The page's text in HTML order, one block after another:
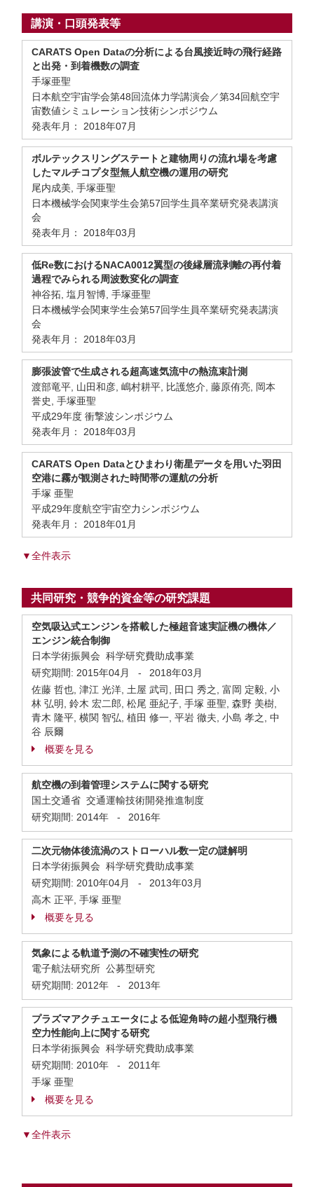
講演・口頭発表等
CARATS Open Dataの分析による台風接近時の飛行経路
と出発・到着機数の調査
手塚亜聖
日本航空宇宙学会第48回流体力学講演会／第34回航空宇
宙数値シミュレーション技術シンポジウム
発表年月： 2018年07月
ボルテックスリングステートと建物周りの流れ場を考慮
したマルチコプタ型無人航空機の運用の研究
尾内成美, 手塚亜聖
日本機械学会関東学生会第57回学生員卒業研究発表講演
会
発表年月： 2018年03月
低Re数におけるNACA0012翼型の後縁層流剥離の再付着
過程でみられる周波数変化の調査
神谷拓, 塩月智博, 手塚亜聖
日本機械学会関東学生会第57回学生員卒業研究発表講演
会
発表年月： 2018年03月
膨張波管で生成される超高速気流中の熱流束計測
渡部竜平, 山田和彦, 嶋村耕平, 比護悠介, 藤原侑亮, 岡本
誉史, 手塚亜聖
平成29年度 衝撃波シンポジウム
発表年月： 2018年03月
CARATS Open Dataとひまわり衛星データを用いた羽田
空港に霧が観測された時間帯の運航の分析
手塚 亜聖
平成29年度航空宇宙空力シンポジウム
発表年月： 2018年01月
▼全件表示
共同研究・競争的資金等の研究課題
空気吸込式エンジンを搭載した極超音速実証機の機体／
エンジン統合制御
日本学術振興会 科学研究費助成事業
研究期間: 2015年04月 -
2018年03月
佐藤 哲也, 津江 光洋, 土屋 武司, 田口 秀之, 富岡 定毅, 小
林 弘明, 鈴木 宏二郎, 松尾 亜紀子, 手塚 亜聖, 森野 美樹,
青木 隆平, 横関 智弘, 植田 修一, 平岩 徹夫, 小島 孝之, 中
谷 辰爾
概要を見る
航空機の到着管理システムに関する研究
国土交通省 交通運輸技術開発推進制度
研究期間: 2014年 - 2016年
二次元物体後流渦のストローハル数一定の謎解明
日本学術振興会 科学研究費助成事業
研究期間: 2010年04月 -
2013年03月
高木 正平, 手塚 亜聖
概要を見る
気象による軌道予測の不確実性の研究
電子航法研究所 公募型研究
研究期間: 2012年 - 2013年
プラズマアクチュエータによる低迎角時の超小型飛行機
空力性能向上に関する研究
日本学術振興会 科学研究費助成事業
研究期間: 2010年 -
2011年
手塚 亜聖
概要を見る
▼全件表示